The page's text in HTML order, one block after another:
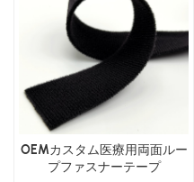
OEMカスタム医療用両面ルー
プファスナーテープ